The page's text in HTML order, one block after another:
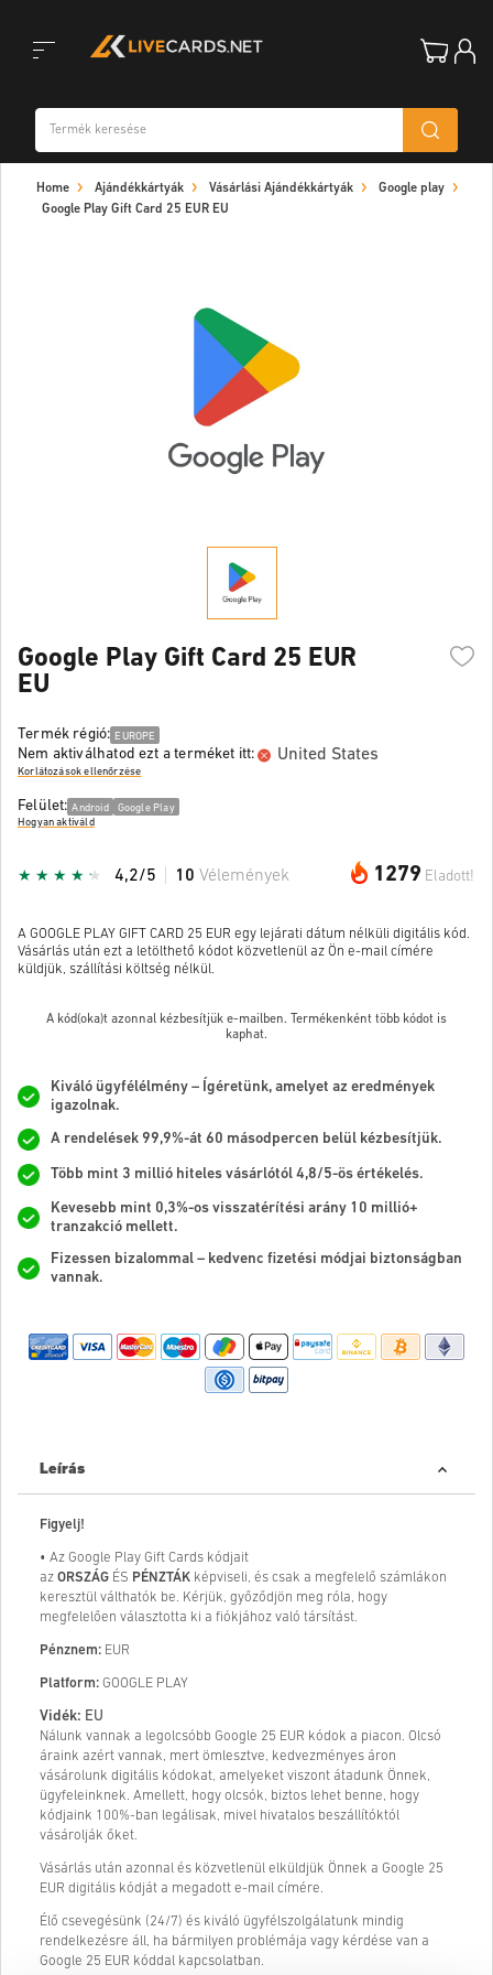
navigation
Home Ajándékkártyák Vásárlási Ajándékkártyák
Google play
Google Play Gift Card 25 EUR EU
Google Play Gift Card 25 EUR
EU
Termék régió: EUROPE
Nem aktiválhatod ezt a terméket itt: United States
Korlátozások ellenőrzése
Felület: Android
Google Play
Hogyan aktiváld
1279 Eladott!
4,2/5 10 Vélemények
A GOOGLE PLAY GIFT CARD 25 EUR egy lejárati dátum nélküli digitális kód.
Vásárlás után ezt a letölthető kódot közvetlenül az Ön e-mail címére
küldjük, szállítási költség nélkül.
A kód(oka)t azonnal kézbesítjük e-mailben. Termékenként több kódot is
kaphat.
Kiváló ügyfélélmény – Ígéretünk, amelyet az eredmények
igazolnak.
A rendelések 99,9%-át 60 másodpercen belül kézbesítjük.
Több mint 3 millió hiteles vásárlótól 4,8/5-ös értékelés.
Kevesebb mint 0,3%-os visszatérítési arány 10 millió+
tranzakció mellett.
Fizessen bizalommal – kedvenc fizetési módjai biztonságban
vannak.
Leírás
Figyelj!
• Az Google Play Gift Cards kódjait
az ORSZÁG ÉS PÉNZTÁK képviseli, és csak a megfelelő számlákon
keresztül válthatók be. Kérjük, győződjön meg róla, hogy
megfelelően választotta ki a fiókjához való társítást.
Pénznem: EUR
Platform: GOOGLE PLAY
Vidék: EU
Nálunk vannak a legolcsóbb Google 25 EUR kódok a piacon. Olcsó
áraink azért vannak, mert ömlesztve, kedvezményes áron
vásárolunk digitális kódokat, amelyeket viszont átadunk Önnek,
ügyfeleinknek. Amellett, hogy olcsók, biztos lehet benne, hogy
kódjaink 100%-ban legálisak, mivel hivatalos beszállítóktól
vásárolják őket.
Vásárlás után azonnal és közvetlenül elküldjük Önnek a Google 25
EUR digitális kódját a megadott e-mail címére.
Élő csevegésünk (24/7) és kiváló ügyfélszolgálatunk mindig
rendelkezésre áll, ha bármilyen problémája vagy kérdése van a
Google 25 EUR kóddal kapcsolatban.